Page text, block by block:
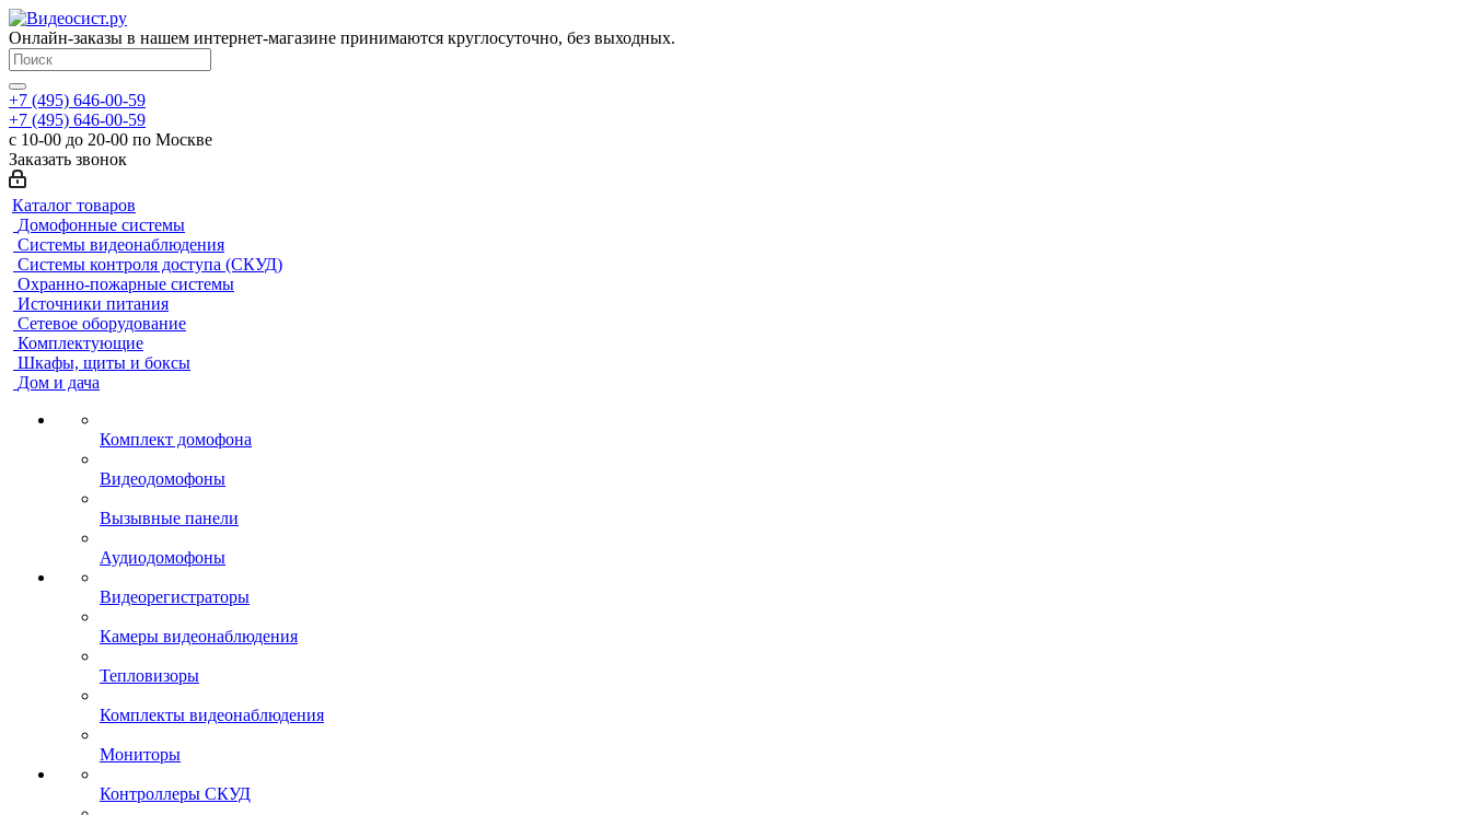
Онлайн-заказы в нашем интернет-магазине принимаются круглосуточно, без выходных.
+7 (495) 646-00-59
+7 (495) 646-00-59
с 10-00 до 20-00 по Москве
Заказать звонок
Каталог товаров
Домофонные системы
Системы видеонаблюдения
Системы контроля доступа (СКУД)
Охранно-пожарные системы
Источники питания
Сетевое оборудование
Комплектующие
Шкафы, щиты и боксы
Дом и дача
Комплект домофона
Видеодомофоны
Вызывные панели
Аудиодомофоны
Видеорегистраторы
Камеры видеонаблюдения
Тепловизоры
Комплекты видеонаблюдения
Мониторы
Контроллеры СКУД